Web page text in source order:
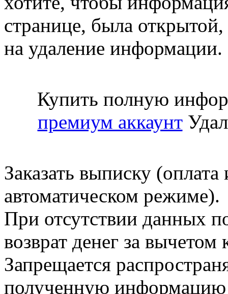
странице, была открытой,
на удаление информации.
Купить полную
премиум аккаунт
Заказать выписку
автоматическом режиме).
При отсутствии данных
возврат денег за
Запрещается
полученную информацию